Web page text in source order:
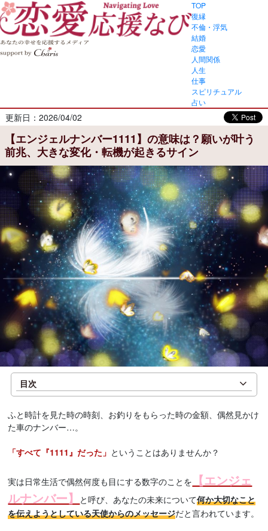
TOP
復縁
不倫・浮気
結婚
恋愛
人間関係
人生
仕事
スピリチュアル
占い
更新日：2026/04/02
【エンジェルナンバー1111】の意味は？願いが叶う
前兆、大きな変化・転機が起きるサイン
目次
ふと時計を見た時の時刻、お釣りをもらった時の金額、偶然見かけ
た車のナンバー…。
「すべて『1111』だった」 ということはありませんか？
実は日常生活で偶然何度も目にする数字のことを
【エンジェ
ルナンバー】
と呼び、あなたの未来について何か大切なこと
を伝えようとしている天使からのメッセージだと言われています。